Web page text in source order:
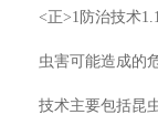
<正>1防治技术
虫害可能造成的
技术主要包括昆